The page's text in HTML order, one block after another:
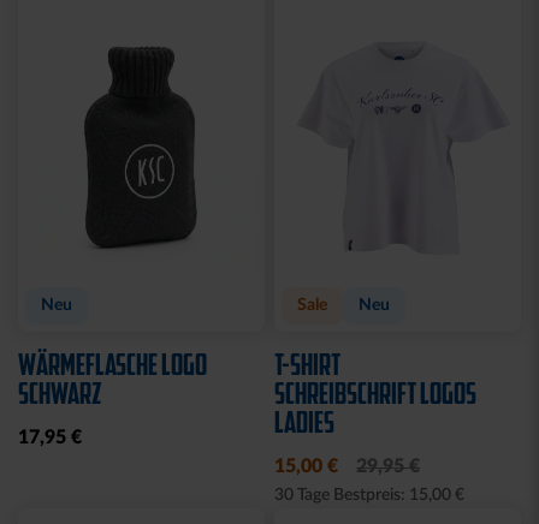
Neu
WÄRMEFLASCHE LOGO
SCHWARZ
17,95 €
Sale Neu
T-SHIRT
SCHREIBSCHRIFT LOGOS
LADIES
15,00 € 29,95 €
30 Tage Bestpreis: 15,00 €